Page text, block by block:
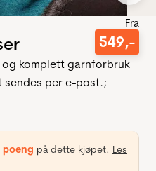
Fra
549,-
komplett garnforbruk
per e-post.;
poeng på dette kjøpet. Les